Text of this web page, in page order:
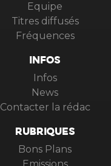
Equipe
Titres diffusés
Fréquences
INFOS
Infos
News
Contacter la rédac
RUBRIQUES
Bons Plans